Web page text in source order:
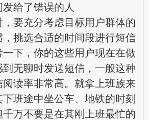
给了错误的人
充分考虑目标用户群体的
挑选合适的时间段进行短信
下，你的这些用户现在在做
无聊时发送短信，一般这种
读率非常高。就拿上班族来
班途中坐公车、地铁的时刻
万不要是在其刚上班最忙的